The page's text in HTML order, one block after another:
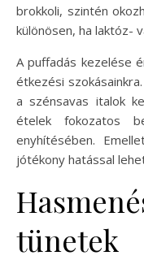
brokkoli, szintén
különösen, ha laktóz-
A puffadás kezelése
étkezési
a szénsavas italok
ételek fokozatos
enyhítésében.
jótékony hatással
tünetek